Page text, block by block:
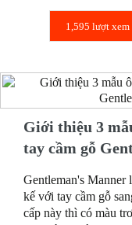
1,595 lượt xem
Giới thiệu 3
tay cầm gỗ
Gentleman's Manner
kế với tay cầm gỗ
cấp này thì có màu